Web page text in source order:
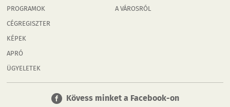
PROGRAMOK
CÉGREGISZTER
KÉPEK
APRÓ
ÜGYELETEK
A VÁROSRÓL
Kövess minket a Facebook-on